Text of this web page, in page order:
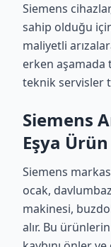
Siemens
sahip olduğu
maliyetli
erken aşamada
teknik servisler
Siemens
Eşya
Siemens
ocak,
makinesi,
alır. Bu